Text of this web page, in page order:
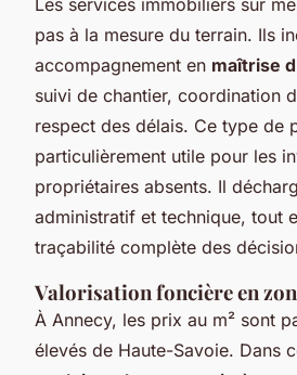
Les services immobiliers sur
pas à la mesure du terrain. Ils
accompagnement en maîtrise
suivi de chantier, coordination
respect des délais. Ce type de
particulièrement utile pour les
propriétaires absents. Il
administratif et technique, tout
traçabilité complète des
Valorisation foncière en
À Annecy, les prix au m² sont
élevés de Haute-Savoie. Dans